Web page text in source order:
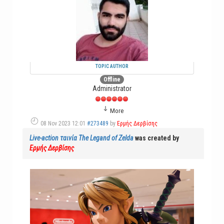
TOPIC AUTHOR
Offline
Administrator
More
08 Nov 2023 12:01 #273489 by Ερμής Δερβίσης
Live-action ταινία The Legand of Zeldawas created by
Ερμής Δερβίσης